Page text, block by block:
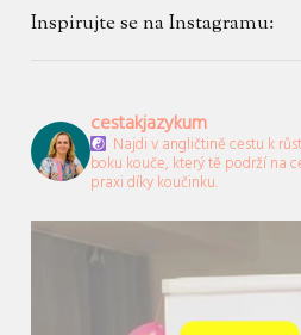
Inspirujte se na Instagramu:
cestakjazykum
Najdi v angličtině cestu k
boku kouče, který tě podrží na
praxi díky koučinku.